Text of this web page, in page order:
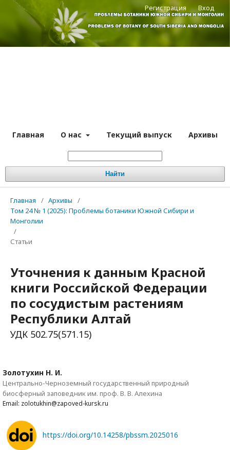
Главная О нас Текущий выпуск Архивы
Найти
Регистрация Вход
Главная / Архивы
/
Том 24 № 1 (2025): Проблемы ботаники Южной Сибири и
Монголии
/
Статьи
Уточнения к данным Красной
книги Российской Федерации
по сосудистым растениям
Республики Алтай
УДК 502.75(571.15)
Золотухин Н. И.
Центрально-Черноземный государственный природный
биосферный заповедник им. проф. В. В. Алехина
Email: zolotukhin@zapoved-kursk.ru
https://doi.org/10.14258/pbssm.2025016